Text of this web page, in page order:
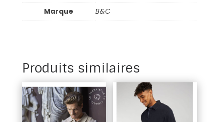
Marque B&C
Produits similaires